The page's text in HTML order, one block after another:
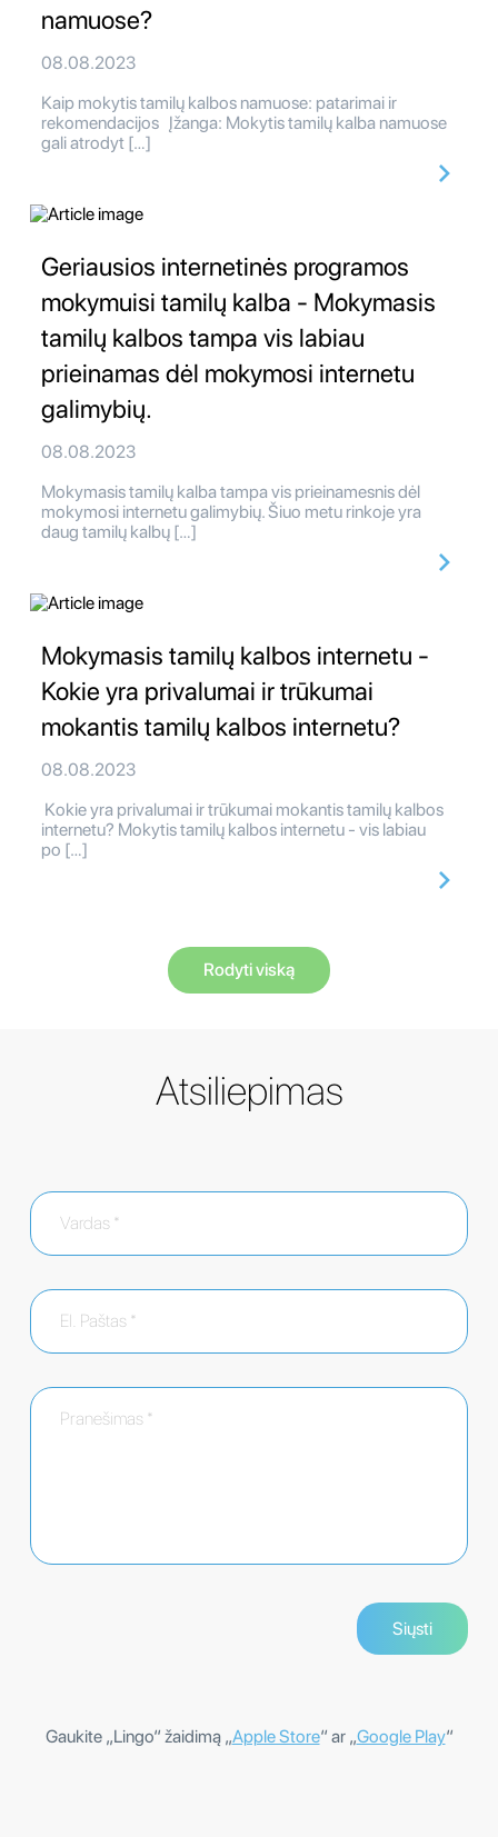
namuose?
08.08.2023
Kaip mokytis tamilų kalbos namuose: patarimai ir
rekomendacijos Įžanga: Mokytis tamilų kalba namuose
gali atrodyt […]
Geriausios internetinės programos
mokymuisi tamilų kalba - Mokymasis
tamilų kalbos tampa vis labiau
prieinamas dėl mokymosi internetu
galimybių.
08.08.2023
Mokymasis tamilų kalba tampa vis prieinamesnis dėl
mokymosi internetu galimybių. Šiuo metu rinkoje yra
daug tamilų kalbų […]
Mokymasis tamilų kalbos internetu -
Kokie yra privalumai ir trūkumai
mokantis tamilų kalbos internetu?
08.08.2023
Kokie yra privalumai ir trūkumai mokantis tamilų kalbos
internetu? Mokytis tamilų kalbos internetu - vis labiau
po […]
Rodyti viską
Atsiliepimas
Gaukite „Lingo“ žaidimą „Apple Store“ ar „Google Play“